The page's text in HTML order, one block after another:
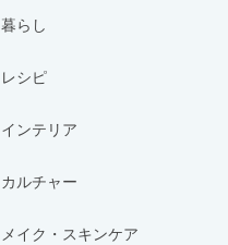
暮らし
レシピ
インテリア
カルチャー
メイク・スキンケア